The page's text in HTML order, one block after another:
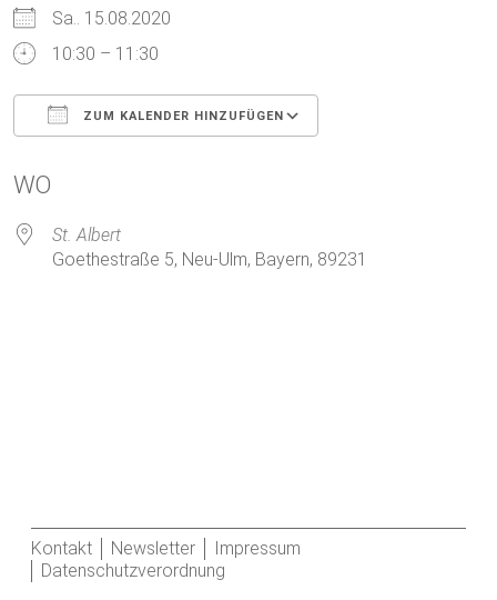
Sa.. 15.08.2020
10:30 – 11:30
ZUM KALENDER HINZUFÜGEN
WO
St. Albert
Goethestraße 5, Neu-Ulm, Bayern, 89231
Kontakt Newsletter
Impressum
Datenschutzverordnung